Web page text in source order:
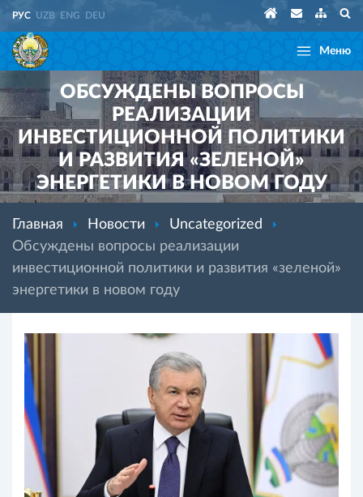
РУС UZB ENG DEU
Меню
ОБСУЖДЕНЫ ВОПРОСЫ
РЕАЛИЗАЦИИ
ИНВЕСТИЦИОННОЙ ПОЛИТИКИ
И РАЗВИТИЯ «ЗЕЛЕНОЙ»
ЭНЕРГЕТИКИ В НОВОМ ГОДУ
Главная Новости
Uncategorized
Обсуждены вопросы реализации
инвестиционной политики и развития «зеленой»
энергетики в новом году